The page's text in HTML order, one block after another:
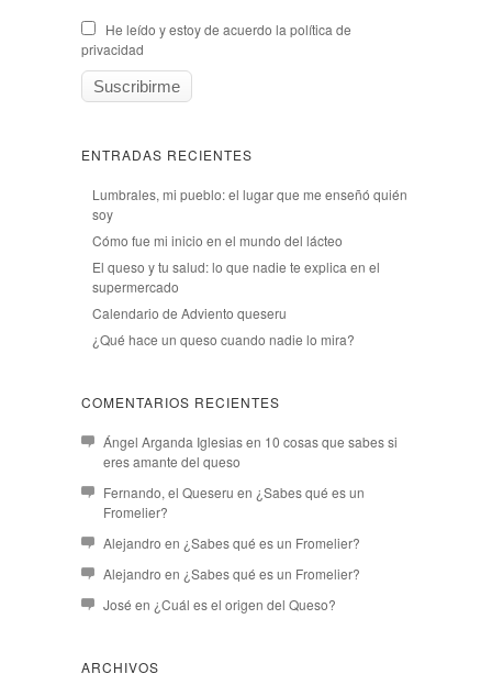
He leído y estoy de acuerdo la política de
privacidad
ENTRADAS RECIENTES
Lumbrales, mi pueblo: el lugar que me enseñó quién
soy
Cómo fue mi inicio en el mundo del lácteo
El queso y tu salud: lo que nadie te explica en el
supermercado
Calendario de Adviento queseru
¿Qué hace un queso cuando nadie lo mira?
COMENTARIOS RECIENTES
Ángel Arganda Iglesiasen 10 cosas que sabes si
eres amante del queso
Fernando, el Queseru en ¿Sabes qué es un
Fromelier?
Alejandro en ¿Sabes qué es un Fromelier?
Alejandro en ¿Sabes qué es un Fromelier?
José en ¿Cuál es el origen del Queso?
ARCHIVOS